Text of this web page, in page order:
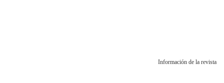
Información de la revista